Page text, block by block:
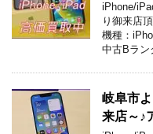
iPhone/
り御来店
機種：
中古Bラ
岐阜市
来店～♪